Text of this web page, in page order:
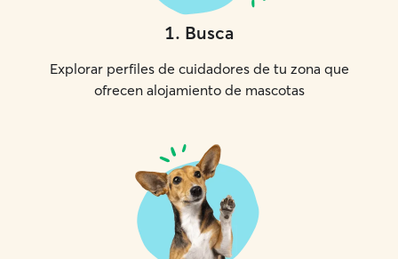
1. Busca
Explorar perfiles de cuidadores de tu zona que
ofrecen alojamiento de mascotas